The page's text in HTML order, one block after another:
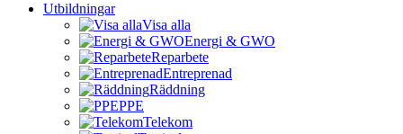
Utbildningar
Visa alla
Energi & GWO
Reparbete
Entreprenad
Räddning
PPE
Telekom